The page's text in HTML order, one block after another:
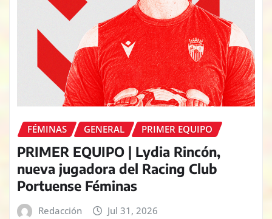
FÉMINAS GENERAL PRIMER EQUIPO
PRIMER EQUIPO | Lydia Rincón,
nueva jugadora del Racing Club
Portuense Féminas
Redacción Jul 31, 2026